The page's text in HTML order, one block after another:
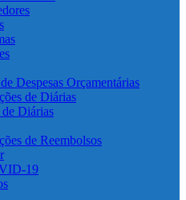
Despesas Orçamentárias
de Diárias
Diárias
de Reembolsos
19